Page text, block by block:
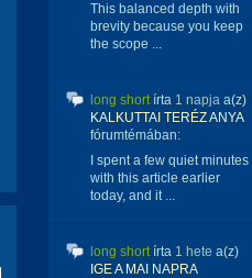
This balanced depth with
brevity because you keep
the scope ...
long shortírta 1 napja a(z)
KALKUTTAI TERÉZ ANYA
fórumtémában:
I spent a few quiet minutes
with this article earlier
today, and it ...
long shortírta 1 hete a(z)
IGE A MAI NAPRA